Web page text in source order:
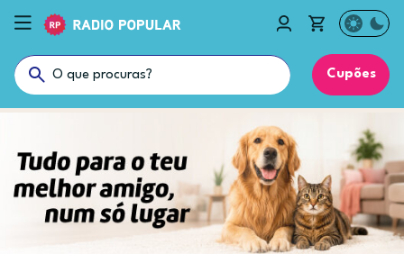
Cupões